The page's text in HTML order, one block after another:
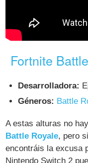
Fortnite
Desarrolladora:
Géneros: Battle
A estas alturas no
Battle Royale, pero
encontráis la excusa
Nintendo Switch 2